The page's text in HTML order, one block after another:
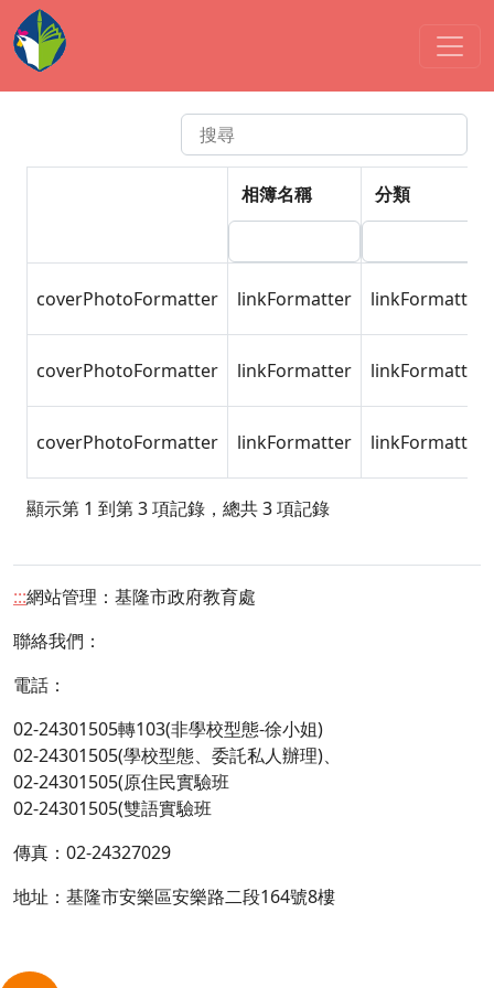
::: 活動集錦
依分類檢索
相簿名稱 分類
coverPhotoFormatter linkFormatter linkFormatter
coverPhotoFormatter linkFormatter linkFormatter
coverPhotoFormatter linkFormatter linkFormatter
顯示第 1 到第 3 項記錄，總共 3 項記錄
:::網站管理：基隆市政府教育處
聯絡我們：
電話：
02-24301505轉103(非學校型態-徐小姐)
02-24301505(學校型態、委託私人辦理)、
02-24301505(原住民實驗班
02-24301505(雙語實驗班
傳真：02-24327029
地址：基隆市安樂區安樂路二段164號8樓